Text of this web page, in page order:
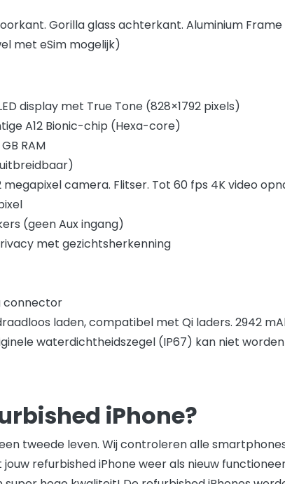
Gorilla glass achterkant. Aluminium Frame
met eSim mogelijk)
display met True Tone (828×1792 pixels)
A12 Bionic-chip (Hexa-core)
RAM
megapixel camera. Flitser. Tot 60 fps 4K video
(geen Aux ingang)
met gezichtsherkenning
connector
laden, compatibel met Qi laders. 2942
waterdichtheidszegel (IP67) kan niet
iPhone?
tweede leven. Wij controleren alle
refurbished iPhone weer als nieuw